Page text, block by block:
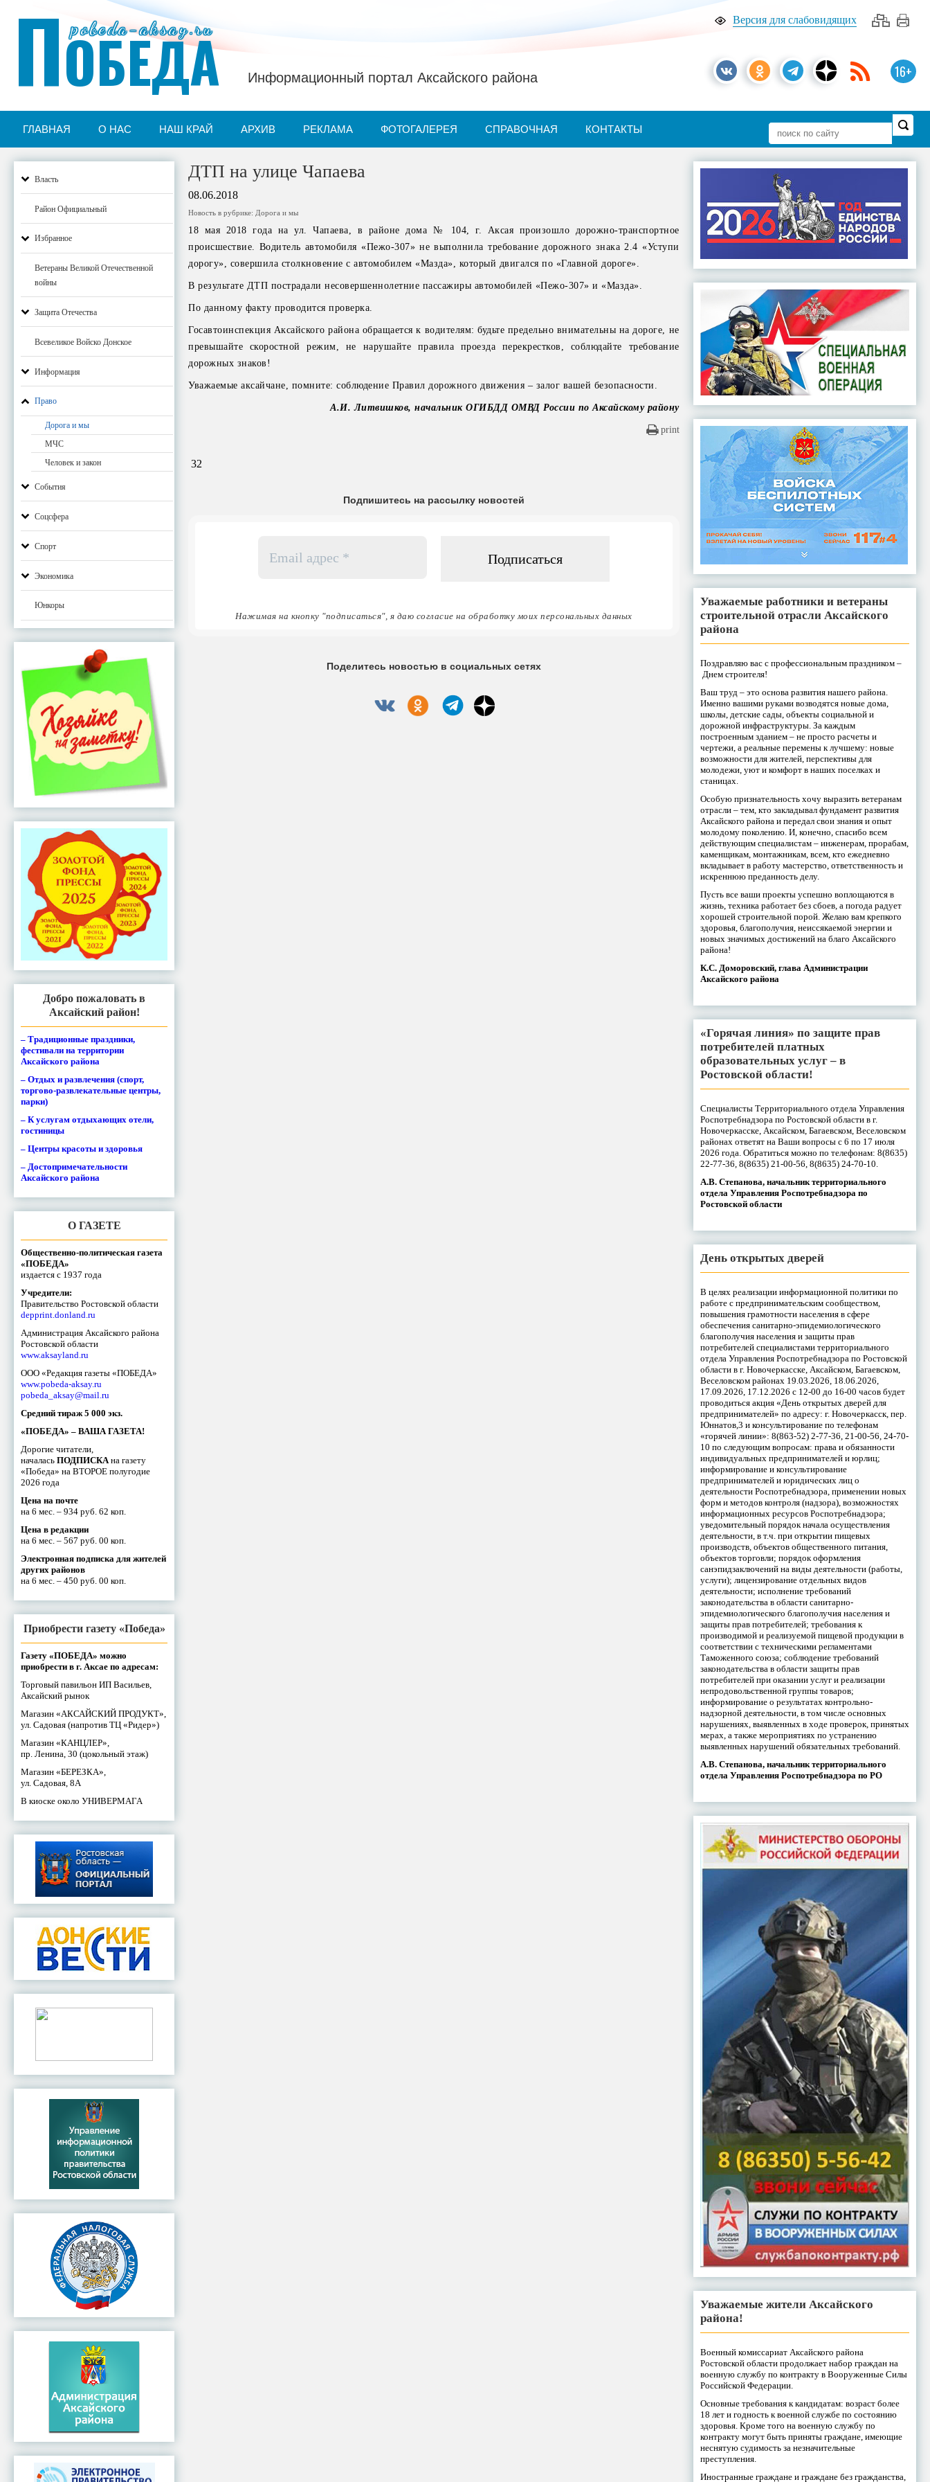
Версия для слабовидящих
16+
pobeda-aksay.ru
ПОБЕДА Информационный портал Аксайского района
ГЛАВНАЯ О НАС НАШ КРАЙ АРХИВ РЕКЛАМА ФОТОГАЛЕРЕЯ СПРАВОЧНАЯ КОНТАКТЫ
Власть
Район Официальный
Избранное
Ветераны Великой Отечественной
войны
Защита Отечества
Всевеликое Войско Донское
Информация
Право
Дорога и мы
МЧС
Человек и закон
События
Соцсфера
Спорт
Экономика
Юнкоры
Добро пожаловать в
Аксайский район!
– Традиционные праздники,
фестивали на территории
Аксайского района
– Отдых и развлечения (спорт,
торгово-развлекательные центры,
парки)
– К услугам отдыхающих отели,
гостиницы
– Центры красоты и здоровья
– Достопримечательности
Аксайского района
О ГАЗЕТЕ
Общественно-политическая газета
«ПОБЕДА»
издается с 1937 года
Учредители:
Правительство Ростовской области
depprint.donland.ru
Администрация Аксайского района
Ростовской области
www.aksayland.ru
ООО «Редакция газеты «ПОБЕДА»
www.pobeda-aksay.ru
pobeda_aksay@mail.ru
Средний тираж 5 000 экз.
«ПОБЕДА» – ВАША ГАЗЕТА!
Дорогие читатели,
началась ПОДПИСКАна газету
«Победа» на ВТОРОЕ полугодие
2026 года
Цена на почте
на 6 мес. – 934 руб. 62 коп.
Цена в редакции
на 6 мес. – 567 руб. 00 коп.
Электронная подписка для жителей
других районов
на 6 мес. – 450 руб. 00 коп.
Приобрести газету «Победа»
Газету «ПОБЕДА» можно
приобрести в г. Аксае по адресам:
Торговый павильон ИП Васильев,
Аксайский рынок
Магазин «АКСАЙСКИЙ ПРОДУКТ»,
ул. Садовая (напротив ТЦ «Ридер»)
Магазин «КАНЦЛЕР»,
пр. Ленина, 30 (цокольный этаж)
Магазин «БЕРЕЗКА»,
ул. Садовая, 8А
В киоске около УНИВЕРМАГА
ДТП на улице Чапаева
08.06.2018
Новость в рубрике: Дорога и мы
18 мая 2018 года на ул. Чапаева, в районе дома № 104, г. Аксая произошло дорожно-транспортное
происшествие. Водитель автомобиля «Пежо-307» не выполнила требование дорожного знака 2.4 «Уступи
дорогу», совершила столкновение с автомобилем «Мазда», который двигался по «Главной дороге».
В результате ДТП пострадали несовершеннолетние пассажиры автомобилей «Пежо-307» и «Мазда».
По данному факту проводится проверка.
Госавтоинспекция Аксайского района обращается к водителям: будьте предельно внимательны на дороге, не
превышайте скоростной режим, не нарушайте правила проезда перекрестков, соблюдайте требование
дорожных знаков!
Уважаемые аксайчане, помните: соблюдение Правил дорожного движения – залог вашей безопасности.
А.И. Литвишков, начальник ОГИБДД ОМВД России по Аксайскому району
print
32
Подпишитесь на рассылку новостей
адрес
Нажимая на кнопку "подписаться", я даю согласие на обработку моих персональных данных
Поделитесь новостью в социальных сетях
Уважаемые работники и ветераны
строительной отрасли Аксайского
района
Поздравляю вас с профессиональным праздником –
Днем строителя!
Ваш труд – это основа развития нашего района.
Именно вашими руками возводятся новые дома,
школы, детские сады, объекты социальной и
дорожной инфраструктуры. За каждым
построенным зданием – не просто расчеты и
чертежи, а реальные перемены к лучшему: новые
возможности для жителей, перспективы для
молодежи, уют и комфорт в наших поселках и
станицах.
Особую признательность хочу выразить ветеранам
отрасли – тем, кто закладывал фундамент развития
Аксайского района и передал свои знания и опыт
молодому поколению. И, конечно, спасибо всем
действующим специалистам – инженерам, прорабам,
каменщикам, монтажникам, всем, кто ежедневно
вкладывает в работу мастерство, ответственность и
искреннюю преданность делу.
Пусть все ваши проекты успешно воплощаются в
жизнь, техника работает без сбоев, а погода радует
хорошей строительной порой. Желаю вам крепкого
здоровья, благополучия, неиссякаемой энергии и
новых значимых достижений на благо Аксайского
района!
К.С. Доморовский, глава Администрации
Аксайского района
«Горячая линия» по защите прав
потребителей платных
образовательных услуг – в
Ростовской области!
Специалисты Территориального отдела Управления
Роспотребнадзора по Ростовской области в г.
Новочеркасске, Аксайском, Багаевском, Веселовском
районах ответят на Ваши вопросы с 6 по 17 июля
2026 года. Обратиться можно по телефонам: 8(8635)
22-77-36, 8(8635) 21-00-56, 8(8635) 24-70-10.
А.В. Степанова, начальник территориального
отдела Управления Роспотребнадзора по
Ростовской области
День открытых дверей
В целях реализации информационной политики по
работе с предпринимательским сообществом,
повышения грамотности населения в сфере
обеспечения санитарно-эпидемиологического
благополучия населения и защиты прав
потребителей специалистами территориального
отдела Управления Роспотребнадзора по Ростовской
области в г. Новочеркасске, Аксайском, Багаевском,
Веселовском районах 19.03.2026, 18.06.2026,
17.09.2026, 17.12.2026 с 12-00 до 16-00 часов будет
проводиться акция «День открытых дверей для
предпринимателей» по адресу: г. Новочеркасск, пер.
Юннатов,3 и консультирование по телефонам
«горячей линии»: 8(863-52) 2-77-36, 21-00-56, 24-70-
10 по следующим вопросам: права и обязанности
индивидуальных предпринимателей и юрлиц;
информирование и консультирование
предпринимателей и юридических лиц о
деятельности Роспотребнадзора, применении новых
форм и методов контроля (надзора), возможностях
информационных ресурсов Роспотребнадзора;
уведомительный порядок начала осуществления
деятельности, в т.ч. при открытии пищевых
производств, объектов общественного питания,
объектов торговли; порядок оформления
санэпидзаключений на виды деятельности (работы,
услуги); лицензирование отдельных видов
деятельности; исполнение требований
законодательства в области санитарно-
эпидемиологического благополучия населения и
защиты прав потребителей; требования к
производимой и реализуемой пищевой продукции в
соответствии с техническими регламентами
Таможенного союза; соблюдение требований
законодательства в области защиты прав
потребителей при оказании услуг и реализации
непродовольственной группы товаров;
информирование о результатах контрольно-
надзорной деятельности, в том числе основных
нарушениях, выявленных в ходе проверок, принятых
мерах, а также мероприятиях по устранению
выявленных нарушений обязательных требований.
А.В. Степанова, начальник территориального
отдела Управления Роспотребнадзора по РО
Уважаемые жители Аксайского
района!
Военный комиссариат Аксайского района
Ростовской области продолжает набор граждан на
военную службу по контракту в Вооруженные Силы
Российской Федерации.
Основные требования к кандидатам: возраст более
18 лет и годность к военной службе по состоянию
здоровья. Кроме того на военную службу по
контракту могут быть приняты граждане, имеющие
неснятую судимость за незначительные
преступления.
Иностранные граждане и граждане без гражданства,